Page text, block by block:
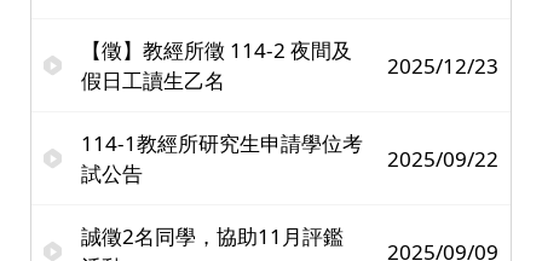
【徵】教經所徵 114-2 夜間及
假日工讀生乙名
2025/12/23
114-1教經所研究生申請學位考
試公告
2025/09/22
誠徵2名同學，協助11月評鑑
2025/09/09